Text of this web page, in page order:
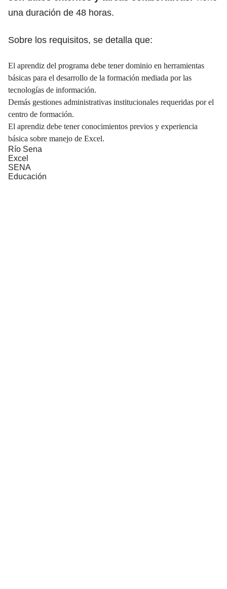
una duración de 48 horas.
Sobre los requisitos, se detalla que:
El aprendiz del programa debe tener dominio en herramientas
básicas para el desarrollo de la formación mediada por las
tecnologías de información.
Demás gestiones administrativas institucionales requeridas por el
centro de formación.
El aprendiz debe tener conocimientos previos y experiencia
básica sobre manejo de Excel.
Río Sena
Excel
SENA
Educación